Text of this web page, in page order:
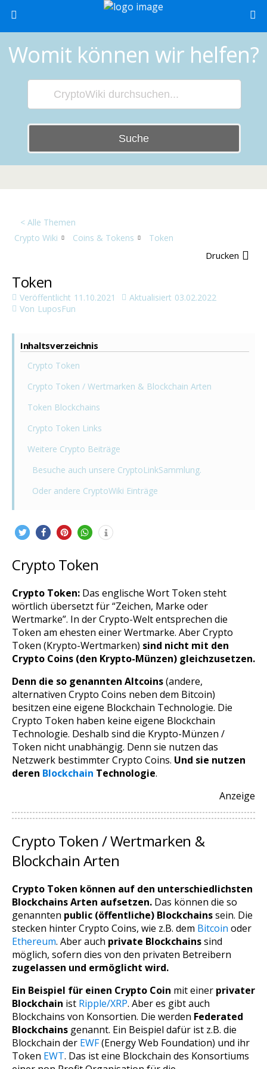
Womit können wir helfen?
Suche
< Alle Themen
Crypto Wiki
Coins & Tokens Token
Drucken
Token
Veröffentlicht 11.10.2021 Aktualisiert 03.02.2022
Von LuposFun
Inhaltsverzeichnis
Crypto Token
Crypto Token / Wertmarken & Blockchain Arten
Token Blockchains
Crypto Token Links
Weitere Crypto Beiträge
Besuche auch unsere CryptoLinkSammlung.
Oder andere CryptoWiki Einträge
Crypto Token
Crypto Token: Das englische Wort Token steht
wörtlich übersetzt für “Zeichen, Marke oder
Wertmarke”. In der Crypto-Welt entsprechen die
Token am ehesten einer Wertmarke. Aber Crypto
Token (Krypto-Wertmarken) sind nicht mit den
Crypto Coins (den Krypto-Münzen) gleichzusetzen.
Denn die so genannten Altcoins(andere,
alternativen Crypto Coins neben dem Bitcoin)
besitzen eine eigene Blockchain Technologie. Die
Crypto Token haben keine eigene Blockchain
Technologie. Deshalb sind die Krypto-Münzen /
Token nicht unabhängig. Denn sie nutzen das
Netzwerk bestimmter Crypto Coins. Und sie nutzen
deren Blockchain Technologie.
Anzeige
Crypto Token / Wertmarken &
Blockchain Arten
Crypto Token können auf den unterschiedlichsten
Blockchains Arten aufsetzen. Das können die so
genannten public (öffentliche) Blockchainssein. Die
stecken hinter Crypto Coins, wie z.B. dem Bitcoin oder
Ethereum. Aber auch private Blockchainssind
möglich, sofern dies von den privaten Betreibern
zugelassen und ermöglicht wird.
Ein Beispiel für einen Crypto Coin mit einer privater
Blockchain ist Ripple/XRP. Aber es gibt auch
Blockchains von Konsortien. Die werden Federated
Blockchains genannt. Ein Beispiel dafür ist z.B. die
Blockchain der EWF(Energy Web Foundation) und ihr
Token EWT. Das ist eine Blockchain des Konsortiums